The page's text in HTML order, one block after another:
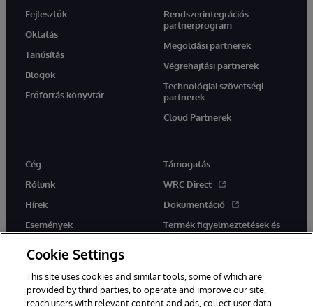
Fejlesztők
Oktatás
Tanúsítás
Blogok
Erőforrás könyvtár
Rendszerintegrációs
partnerprogram
Megoldási partnerek
Végrehajtási partnerek
Technológiai szövetségi
partnerek
Cloud Partnerek
Cég
Rólunk
Hírek
Események
Támogatás
WRC Direct
Dokumentáció
Termék figyelmeztetések és
tanácsok
Cookie Settings
This site uses cookies and similar tools, some of which are
provided by third parties, to operate and improve our site,
reach users with relevant content and ads, collect user data